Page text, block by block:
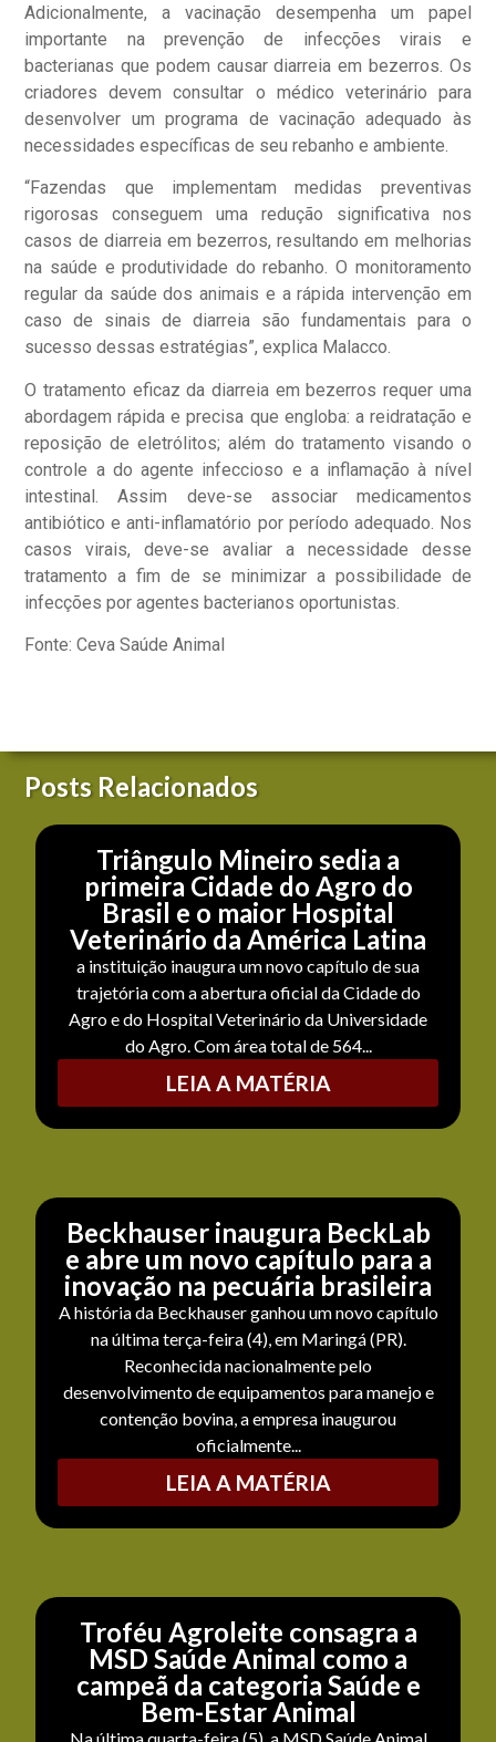
Adicionalmente, a vacinação desempenha um papel
importante na prevenção de infecções virais e
bacterianas que podem causar diarreia em bezerros. Os
criadores devem consultar o médico veterinário para
desenvolver um programa de vacinação adequado às
necessidades específicas de seu rebanho e ambiente.
“Fazendas que implementam medidas preventivas
rigorosas conseguem uma redução significativa nos
casos de diarreia em bezerros, resultando em melhorias
na saúde e produtividade do rebanho. O monitoramento
regular da saúde dos animais e a rápida intervenção em
caso de sinais de diarreia são fundamentais para o
sucesso dessas estratégias”, explica Malacco.
O tratamento eficaz da diarreia em bezerros requer uma
abordagem rápida e precisa que engloba: a reidratação e
reposição de eletrólitos; além do tratamento visando o
controle a do agente infeccioso e a inflamação à nível
intestinal. Assim deve-se associar medicamentos
antibiótico e anti-inflamatório por período adequado. Nos
casos virais, deve-se avaliar a necessidade desse
tratamento a fim de se minimizar a possibilidade de
infecções por agentes bacterianos oportunistas.
Fonte: Ceva Saúde Animal
Posts Relacionados
Triângulo Mineiro sedia a
primeira Cidade do Agro do
Brasil e o maior Hospital
Veterinário da América Latina
a instituição inaugura um novo capítulo de sua
trajetória com a abertura oficial da Cidade do
Agro e do Hospital Veterinário da Universidade
do Agro. Com área total de 564...
LEIA A MATÉRIA
Beckhauser inaugura BeckLab
e abre um novo capítulo para a
inovação na pecuária brasileira
A história da Beckhauser ganhou um novo capítulo
na última terça-feira (4), em Maringá (PR).
Reconhecida nacionalmente pelo
desenvolvimento de equipamentos para manejo e
contenção bovina, a empresa inaugurou
oficialmente...
LEIA A MATÉRIA
Troféu Agroleite consagra a
MSD Saúde Animal como a
campeã da categoria Saúde e
Bem-Estar Animal